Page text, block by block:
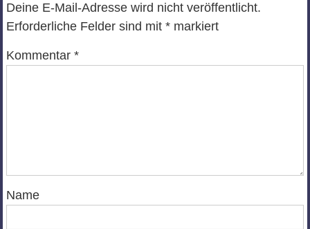
Deine E-Mail-Adresse wird nicht veröffentlicht.
Erforderliche Felder sind mit *markiert
Kommentar *
Name